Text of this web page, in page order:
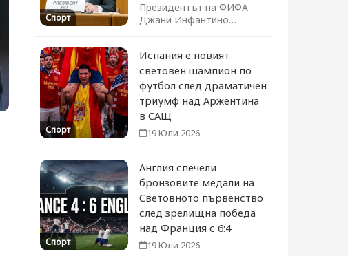
Спорт
Президентът на ФИФА
Джани Инфантино
Спорт
Испания е новият
световен шампион по
футбол след драматичен
триумф над Аржентина
в САЩ
19 Юли 2026
Спорт
Англия спечели
бронзовите медали на
Световното първенство
след зрелищна победа
над Франция с 6:4
19 Юли 2026